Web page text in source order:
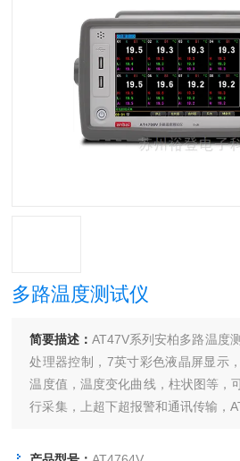
多路温度测试仪
简要描述：AT47V系列安柏多路温度
处理器控制，7英寸彩色液晶屏显示
温度值，温度变化曲线，柱状图等，
行采集，上超下超报警和通讯传输，
定，同时具备断偶检测功能。每通道